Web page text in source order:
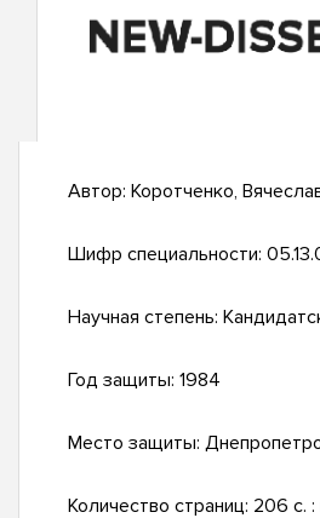
Автор: Коротченко,
Шифр специальности:
Научная степень:
Год защиты: 1984
Место защиты:
Количество страниц: 206 c. :